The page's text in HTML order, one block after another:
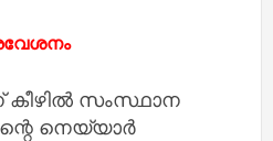
സംസ്ഥാന
നെയ്യാര്‍